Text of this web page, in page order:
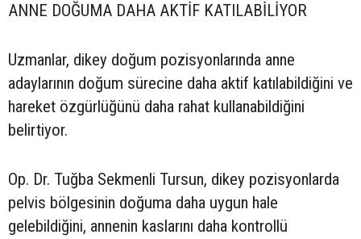
ANNE DOĞUMA DAHA AKTİF KATILABİLİYOR
Uzmanlar, dikey doğum pozisyonlarında anne
adaylarının doğum sürecine daha aktif katılabildiğini ve
hareket özgürlüğünü daha rahat kullanabildiğini
belirtiyor.
Op. Dr. Tuğba Sekmenli Tursun, dikey pozisyonlarda
pelvis bölgesinin doğuma daha uygun hale
gelebildiğini, annenin kaslarını daha kontrollü